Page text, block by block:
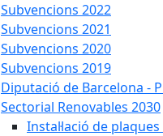
Subvencions 2022
Subvencions 2021
Subvencions 2020
Subvencions 2019
Diputació de Barcelona -
Sectorial Renovables 2030
Instal·lació de